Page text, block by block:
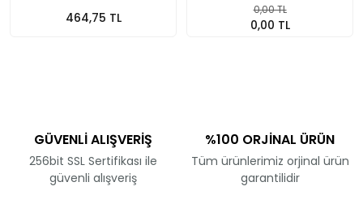
464,75 TL
0,00 TL
0,00 TL
GÜVENLİ ALIŞVERİŞ
256bit SSL Sertifikası ile
güvenli alışveriş
%100 ORJİNAL ÜRÜN
Tüm ürünlerimiz orjinal ürün
garantilidir